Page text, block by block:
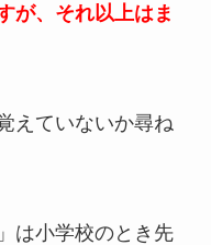
が、それ以上はま
えていないか尋ね
は小学校のとき先